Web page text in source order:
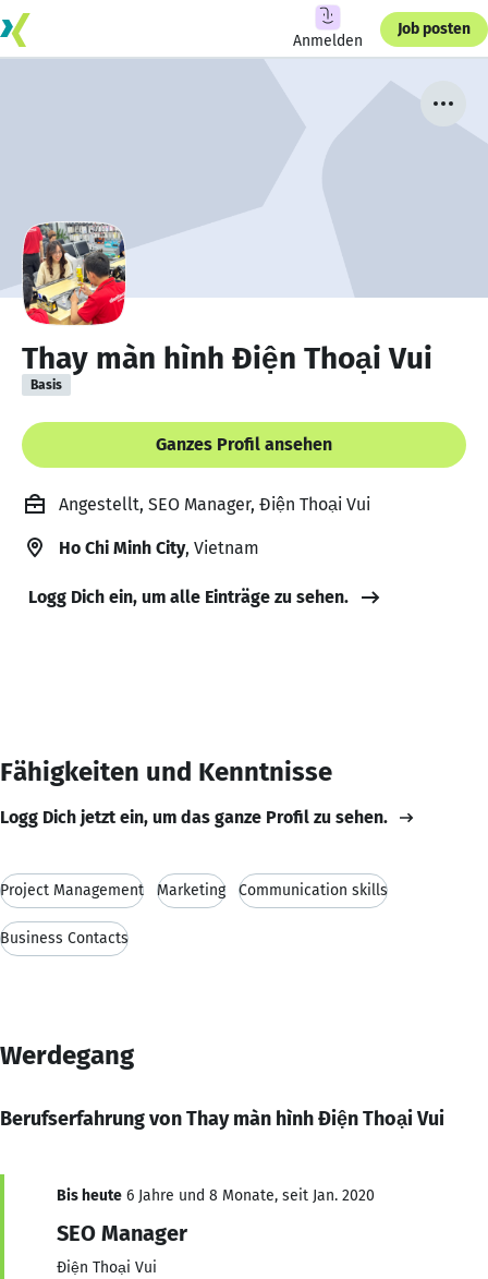
Anmelden
Job posten
Thay màn hình Điện Thoại Vui
Basis
Ganzes Profil ansehen
Angestellt, SEO Manager, Điện Thoại Vui
Ho Chi Minh City, Vietnam
Logg Dich ein, um alle Einträge zu sehen.
Fähigkeiten und Kenntnisse
Logg Dich jetzt ein, um das ganze Profil zu sehen.
Project Management Marketing Communication skills
Business Contacts
Werdegang
Berufserfahrung von Thay màn hình Điện Thoại Vui
Bis heute 6 Jahre und 8 Monate, seit Jan. 2020
SEO Manager
Điện Thoại Vui